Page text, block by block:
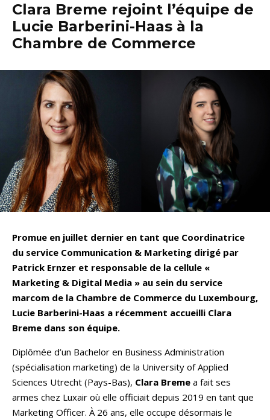
Clara Breme rejoint l’équipe de
Lucie Barberini-Haas à la
Chambre de Commerce
Promue en juillet dernier en tant que Coordinatrice
du service Communication & Marketing dirigé par
Patrick Ernzer et responsable de la cellule «
Marketing & Digital Media » au sein du service
marcom de la Chambre de Commerce du Luxembourg,
Lucie Barberini-Haas a récemment accueilli Clara
Breme dans son équipe.
Diplômée d’un Bachelor en Business Administration
(spécialisation marketing) de la University of Applied
Sciences Utrecht (Pays-Bas), Clara Breme a fait ses
armes chez Luxair où elle officiait depuis 2019 en tant que
Marketing Officer. À 26 ans, elle occupe désormais le